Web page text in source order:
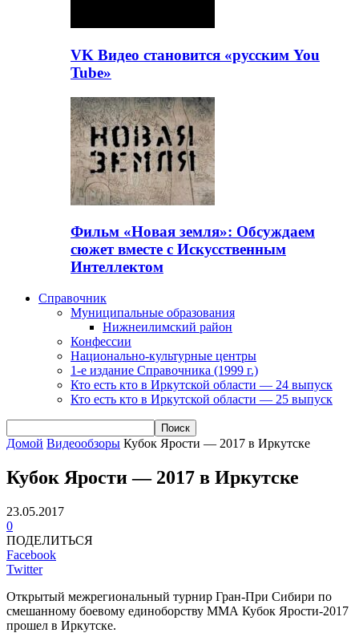
VK Видео становится «русским You
Tube»
Фильм «Новая земля»: Обсуждаем
сюжет вместе с Искусственным
Интеллектом
Справочник
Муниципальные образования
Нижнеилимский район
Конфессии
Национально-культурные центры
1-е издание Справочника (1999 г.)
Кто есть кто в Иркутской области — 24 выпуск
Кто есть кто в Иркутской области — 25 выпуск
Домой Видеообзоры Кубок Ярости — 2017 в Иркутске
Кубок Ярости — 2017 в Иркутске
23.05.2017
0
ПОДЕЛИТЬСЯ
Facebook
Twitter
Открытый межрегиональный турнир Гран-При Сибири по
смешанному боевому единоборству ММА Кубок Ярости-2017
прошел в Иркутске.